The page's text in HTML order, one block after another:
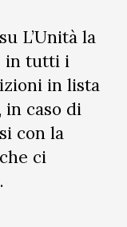
L’Unità la
in tutti i
in lista
in caso di
con la
ci